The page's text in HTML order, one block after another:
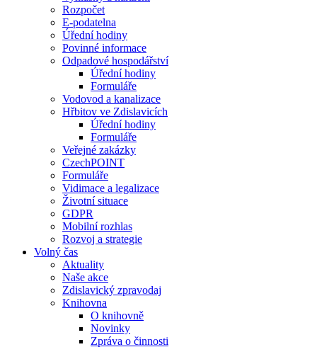
Rozpočet
E-podatelna
Úřední hodiny
Povinné informace
Odpadové hospodářství
Úřední hodiny
Formuláře
Vodovod a kanalizace
Hřbitov ve Zdislavicích
Úřední hodiny
Formuláře
Veřejné zakázky
CzechPOINT
Formuláře
Vidimace a legalizace
Životní situace
GDPR
Mobilní rozhlas
Rozvoj a strategie
Volný čas
Aktuality
Naše akce
Zdislavický zpravodaj
Knihovna
O knihovně
Novinky
Zpráva o činnosti